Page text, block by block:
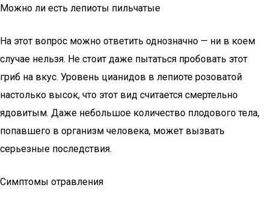
Можно ли есть лепиоты пильчатые
На этот вопрос можно ответить однозначно — ни в коем
случае нельзя. Не стоит даже пытаться пробовать этот
гриб на вкус. Уровень цианидов в лепиоте розоватой
настолько высок, что этот вид считается смертельно
ядовитым. Даже небольшое количество плодового тела,
попавшего в организм человека, может вызвать
серьезные последствия.
Симптомы отравления